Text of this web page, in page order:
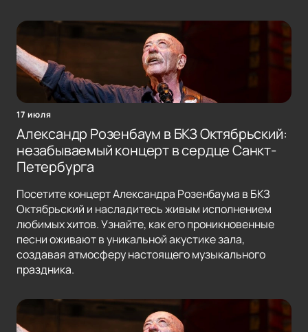
17 июля
Александр Розенбаум в БКЗ Октябрьский:
незабываемый концерт в сердце Санкт-
Петербурга
Посетите концерт Александра Розенбаума в БКЗ
Октябрьский и насладитесь живым исполнением
любимых хитов. Узнайте, как его проникновенные
песни оживают в уникальной акустике зала,
создавая атмосферу настоящего музыкального
праздника.